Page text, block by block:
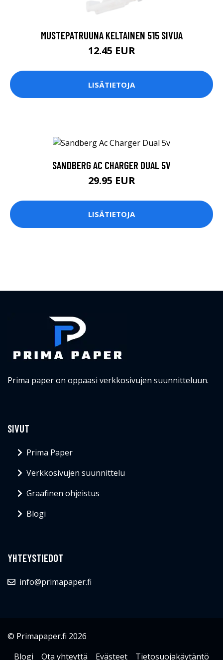
MUSTEPATRUUNA KELTAINEN 515 SIVUA
12.45 EUR
LISÄTIETOJA
SANDBERG AC CHARGER DUAL 5V
29.95 EUR
LISÄTIETOJA
Prima paper on oppaasi verkkosivujen suunnitteluun.
SIVUT
Prima Paper
Verkkosivujen suunnittelu
Graafinen ohjeistus
Blogi
YHTEYSTIEDOT
info@primapaper.fi
© Primapaper.fi 2026
Blogi
Ota yhteyttä Evästeet Tietosuojakäytäntö